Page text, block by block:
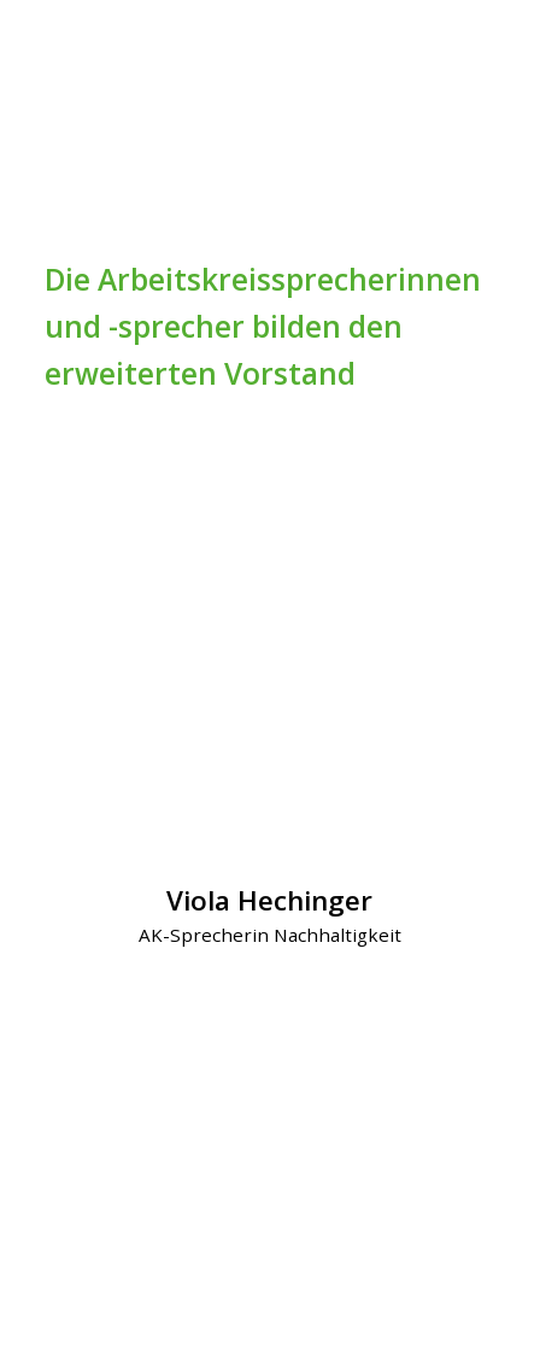
Die Arbeitskreissprecherinnen
und -sprecher bilden den
erweiterten Vorstand
Viola Hechinger
AK-Sprecherin Nachhaltigkeit